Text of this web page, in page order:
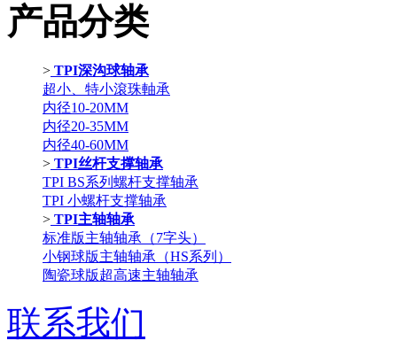
产品分类
> TPI深沟球轴承
超小、特小滾珠軸承
内径10-20MM
内径20-35MM
内径40-60MM
> TPI丝杆支撑轴承
TPI BS系列螺杆支撑轴承
TPI 小螺杆支撑轴承
> TPI主轴轴承
标准版主轴轴承（7字头）
小钢球版主轴轴承（HS系列）
陶瓷球版超高速主轴轴承
联系我们